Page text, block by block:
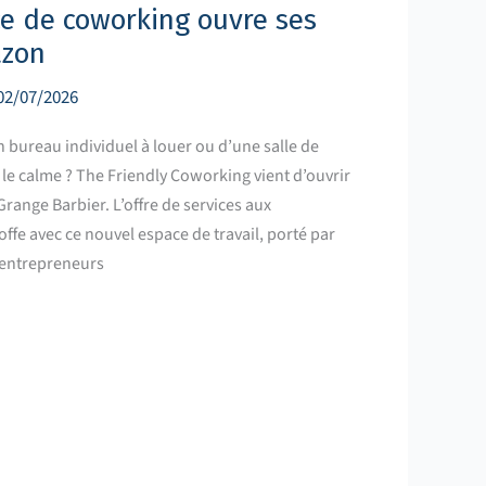
de coworking ouvre ses
07/2026
bureau individuel à louer ou d’une salle de
calme ? The Friendly Coworking vient d’ouvrir
Barbier. L’offre de services aux
avec ce nouvel espace de travail, porté par